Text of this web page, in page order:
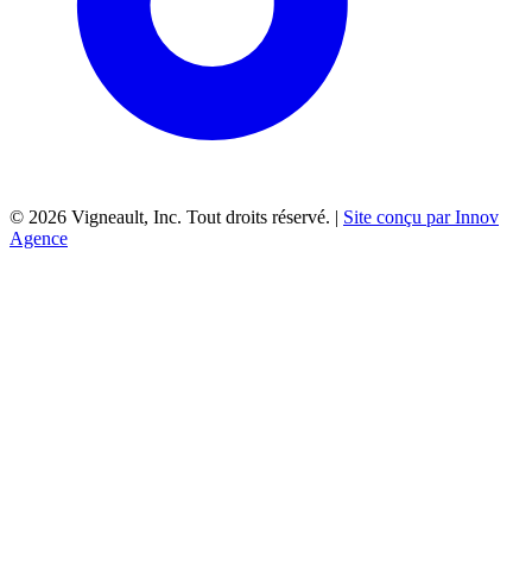
© 2026 Vigneault, Inc. Tout droits réservé. | Site conçu par Innov
Agence